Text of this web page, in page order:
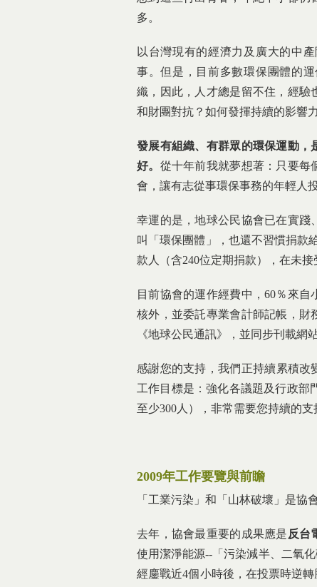
多。
以台灣現有的經濟力及廣大的中
事。但是，目前多數環保團體的
織，因此，人才總是留不住，經驗
和財團對抗？如何發揮持續的影響
發展有組織、有群眾的環保運動，
好。 從十年前我就夢想著：只要每
會，讓有志從事環保事務的年輕人
幸運的是，地球公民協會已在實踐
叫「環保團體」，也還不習慣捐款
款人（含240位定期捐款），在未
目前協會的運作經費中，60％來
核外，並委託專業會計師記帳，財
《地球公民通訊》，並同步刊載網站
感謝您的支持，我們正持續累積改
工作目標是：強化各議題及行政部
至少300人），非常需要您持續的支
2009年工作要覽與前瞻
「工業污染」和「山林破壞」是協
去年，協會最重要的成果應是 反台
使用潔淨能源--「污染減半、二氧
經鏖戰近4個小時後，在投票時逆